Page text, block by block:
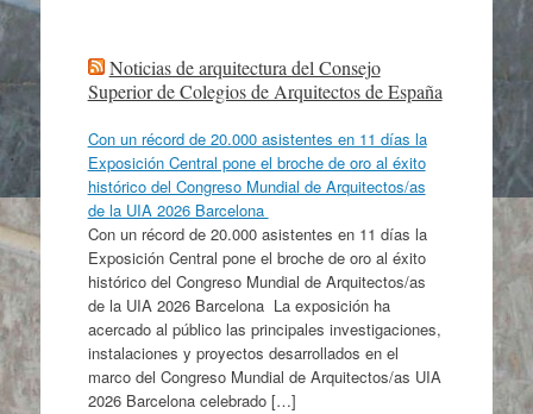
Noticias de arquitectura del Consejo
Superior de Colegios de Arquitectos de España
Con un récord de 20.000 asistentes en 11 días la
Exposición Central pone el broche de oro al éxito
histórico del Congreso Mundial de Arquitectos/as
de la UIA 2026 Barcelona
Con un récord de 20.000 asistentes en 11 días la
Exposición Central pone el broche de oro al éxito
histórico del Congreso Mundial de Arquitectos/as
de la UIA 2026 Barcelona La exposición ha
acercado al público las principales investigaciones,
instalaciones y proyectos desarrollados en el
marco del Congreso Mundial de Arquitectos/as UIA
2026 Barcelona celebrado […]